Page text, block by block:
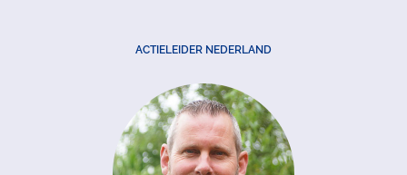
ACTIELEIDER NEDERLAND